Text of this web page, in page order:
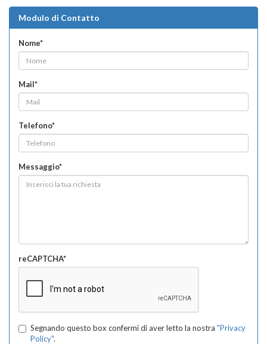
Modulo di Contatto
Nome*
Mail*
Telefono*
Messaggio*
reCAPTCHA*
Segnando questo box confermi di aver letto la nostra "Privacy
Policy".